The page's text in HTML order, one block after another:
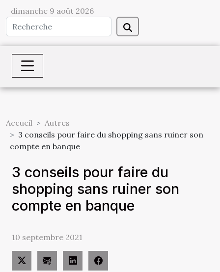
dimanche 9 août 2026
Accueil
Autres
3 conseils pour faire du shopping sans ruiner son
compte en banque
3 conseils pour faire du
shopping sans ruiner son
compte en banque
10 septembre 2021